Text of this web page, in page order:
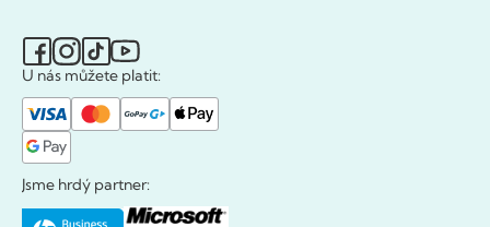
U nás můžete platit:
Jsme hrdý partner: